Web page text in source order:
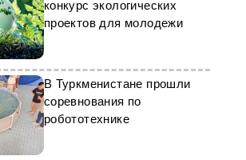
конкурс экологических
проектов для молодежи
В Туркменистане прошли
соревнования по
робототехнике